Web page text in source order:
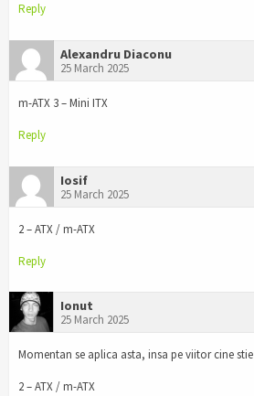
Reply
Alexandru Diaconu
25 March 2025
m-ATX 3 – Mini ITX
Reply
Iosif
25 March 2025
2 – ATX / m-ATX
Reply
Ionut
25 March 2025
Momentan se aplica asta, insa pe viitor cine stie
2 – ATX / m-ATX